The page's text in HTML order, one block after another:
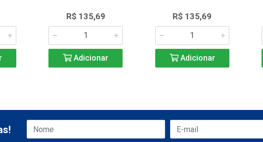
R$ 135,69
Adicionar
R$ 135,69
Adicionar